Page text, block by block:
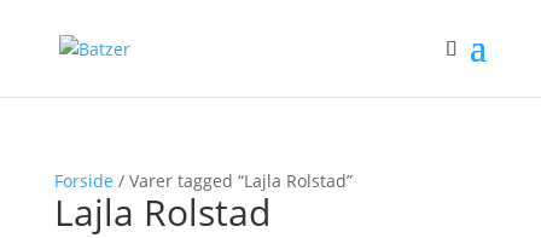
Forside / Varer tagged “Lajla Rolstad”
Lajla Rolstad